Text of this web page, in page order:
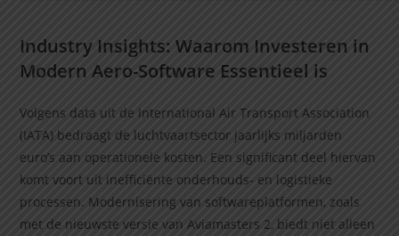
Industry Insights: Waarom Investeren in
Modern Aero-Software Essentieel is
Volgens data uit de International Air Transport Association
(IATA) bedraagt de luchtvaartsector jaarlijks miljarden
euro’s aan operationele kosten. Een significant deel hiervan
komt voort uit inefficiënte onderhouds- en logistieke
processen. Modernisering van softwareplatformen, zoals
met de nieuwste versie van Aviamasters 2, biedt niet alleen